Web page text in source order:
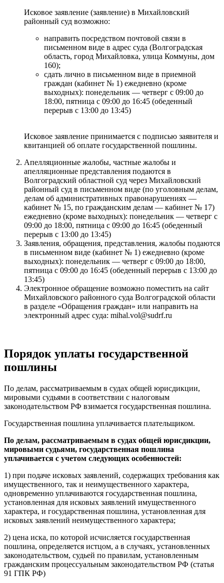
Исковое заявление (заявление) в Михайловский
районный суд возможно:
направить посредством почтовой связи в
письменном виде в адрес суда (Волгоградская
область, город Михайловка, улица Коммуны, дом
160);
сдать лично в письменном виде в приемной
граждан (кабинет № 1) ежедневно (кроме
выходных): понедельник — четверг с 09:00 до
18:00, пятница с 09:00 до 16:45 (обеденный
перерыв с 13:00 до 13:45)
Исковое заявление принимается с подписью заявителя и
квитанцией об оплате государственной пошлины.
Апелляционные жалобы, частные жалобы и
апелляционные представления подаются в
Волгоградский областной суд через Михайловский
районный суд в письменном виде (по уголовным делам,
делам об административных правонарушениях —
кабинет № 15, по гражданским делам — кабинет № 17)
ежедневно (кроме выходных): понедельник — четверг с
09:00 до 18:00, пятница с 09:00 до 16:45 (обеденный
перерыв с 13:00 до 13:45)
Заявления, обращения, представления, жалобы подаются
в письменном виде (кабинет № 1) ежедневно (кроме
выходных): понедельник — четверг с 09:00 до 18:00,
пятница с 09:00 до 16:45 (обеденный перерыв с 13:00 до
13:45)
Электронное обращение возможно поместить на сайт
Михайловского районного суда Волгоградской области
в разделе «Обращения граждан» или направить на
электронный адрес суда: mihal.vol@sudrf.ru
Порядок уплаты государственной
пошлины
По делам, рассматриваемым в судах общей юрисдикции,
мировыми судьями в соответствии с налоговым
законодательством РФ взимается государственная пошлина.
Государственная пошлина уплачивается плательщиком.
По делам, рассматриваемым в судах общей юрисдикции,
мировыми судьями, государственная пошлина
уплачивается с учетом следующих особенностей:
1) при подаче исковых заявлений, содержащих требования как
имущественного, так и неимущественного характера,
одновременно уплачиваются государственная пошлина,
установленная для исковых заявлений имущественного
характера, и государственная пошлина, установленная для
исковых заявлений неимущественного характера;
2) цена иска, по которой исчисляется государственная
пошлина, определяется истцом, а в случаях, установленных
законодательством, судьей по правилам, установленным
гражданским процессуальным законодательством РФ (статья
91 ГПК РФ)